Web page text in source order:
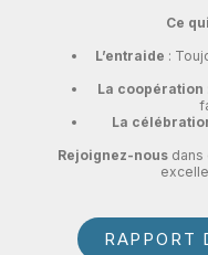
Ce
L’entraide :
La coopération
La
Rejoignez-nousdans
RAPPORT